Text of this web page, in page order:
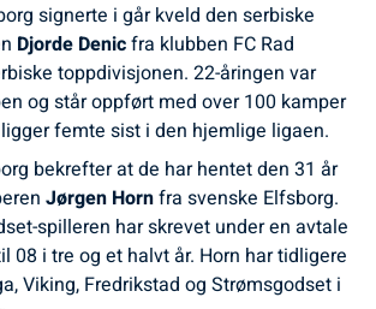
signerte i går kveld den serbiske
Djorde Denicfra klubben FC Rad
toppdivisjonen. 22-åringen var
og står oppført med over 100 kamper
femte sist i den hjemlige ligaen.
bekrefter at de har hentet den 31 år
Jørgen Hornfra svenske Elfsborg.
spilleren har skrevet under en avtale
08 i tre og et halvt år. Horn har tidligere
Viking, Fredrikstad og Strømsgodset i